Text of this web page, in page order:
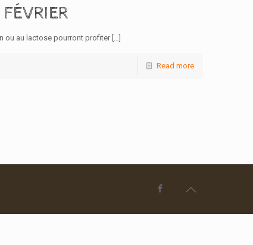
ou au lactose pourront profiter[…]
Read more